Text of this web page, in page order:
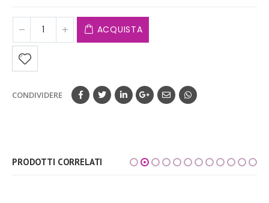
ACQUISTA
CONDIVIDERE
PRODOTTI CORRELATI